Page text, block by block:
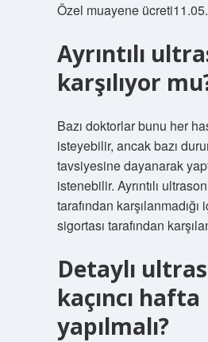
Özel muayene ücreti11.05.
Ayrıntılı
karşılıyor
Bazı doktorlar bunu her
isteyebilir, ancak bazı
tavsiyesine dayanarak
istenebilir. Ayrıntılı
tarafından karşılanmadığı
sigortası tarafından
Detaylı
kaçıncı hafta
yapılmalı?